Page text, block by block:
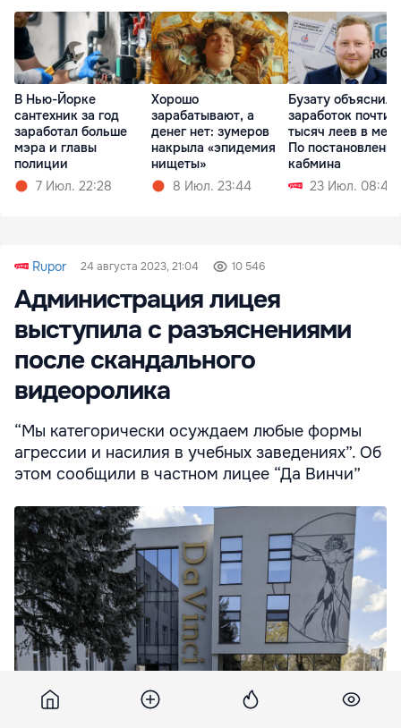
В Нью-Йорке
сантехник за год
заработал больше
мэра и главы
полиции
7 Июл. 22:28
Хорошо
зарабатывают, а
денег нет: зумеров
накрыла «эпидемия
нищеты»
8 Июл. 23:44
Бузату объяснил
заработок почти
тысяч леев в
По
кабмина
23 Июл. 08:45
Rupor 24 августа 2023, 21:04 10 546
Администрация лицея
выступила с разъяснениями
после скандального
видеоролика
“Мы категорически осуждаем любые формы
агрессии и насилия в учебных заведениях”. Об
этом сообщили в частном лицее “Да Винчи”